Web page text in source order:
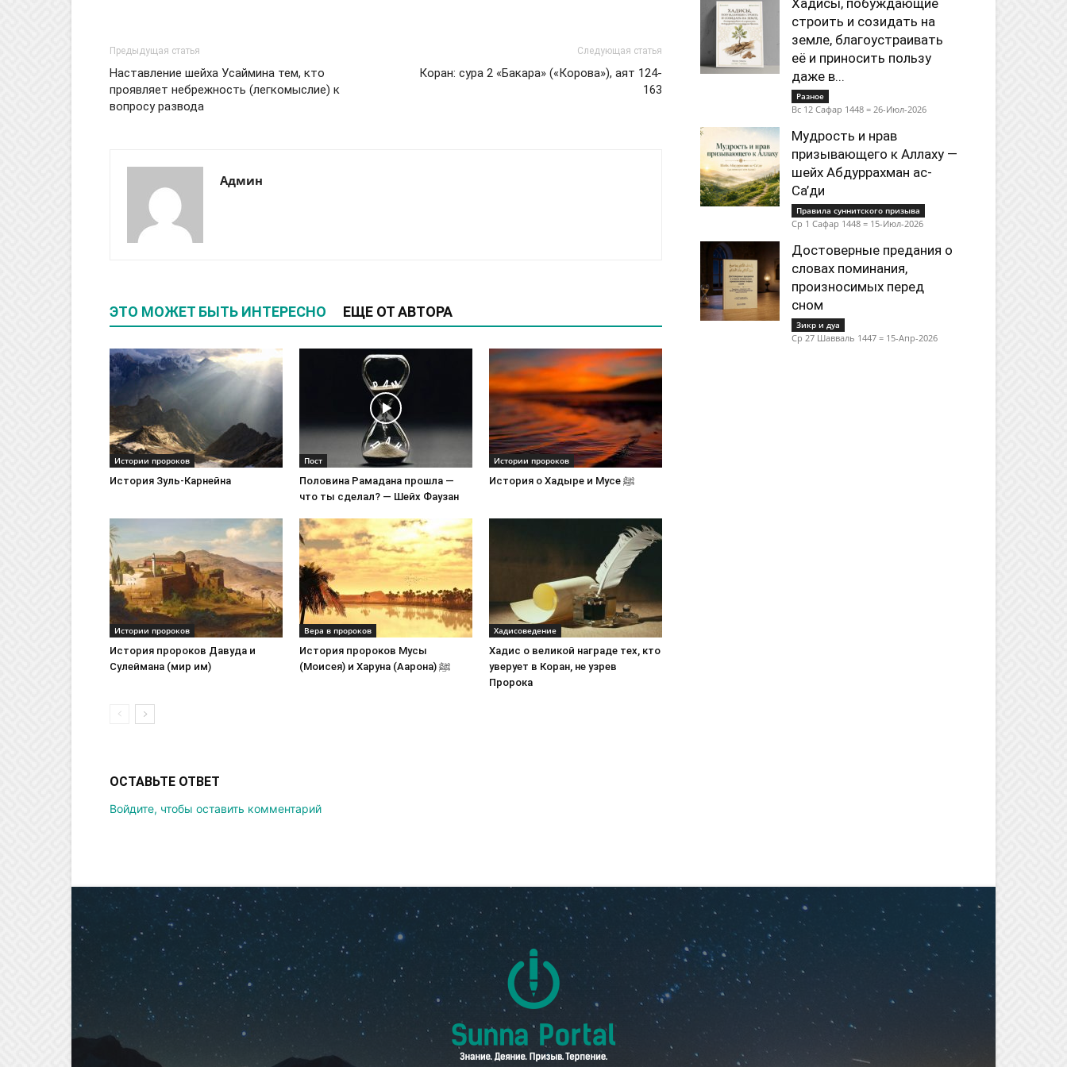
Предыдущая статья
Наставление шейха Усаймина тем, кто
проявляет небрежность (легкомыслие) к
вопросу развода
Следующая статья
Коран: сура 2 «Бакара» («Корова»), аят 124-
163
Админ
ЭТО МОЖЕТ БЫТЬ ИНТЕРЕСНО ЕЩЕ ОТ АВТОРА
Истории пророков
История Зуль-Карнейна
Пост
Половина Рамадана прошла —
что ты сделал? — Шейх Фаузан
Истории пророков
История о Хадыре и Мусе ﷺ
Истории пророков
История пророков Давуда и
Сулеймана (мир им)
Вера в пророков
История пророков Мусы
(Моисея) и Харуна (Аарона) ﷺ
Хадисоведение
Хадис о великой награде тех, кто
уверует в Коран, не узрев
Пророка
ОСТАВЬТЕ ОТВЕТ
Войдите, чтобы оставить комментарий
Хадисы, побуждающие
строить и созидать на
земле, благоустраивать
её и приносить пользу
даже в...
Разное
Вс 12 Сафар 1448 = 26-Июл-2026
Мудрость и нрав
призывающего к Аллаху —
шейх Абдуррахман ас-
Са’ди
Правила суннитского призыва
Ср 1 Сафар 1448 = 15-Июл-2026
Достоверные предания о
словах поминания,
произносимых перед
сном
Зикр и дуа
Ср 27 Шавваль 1447 = 15-Апр-2026